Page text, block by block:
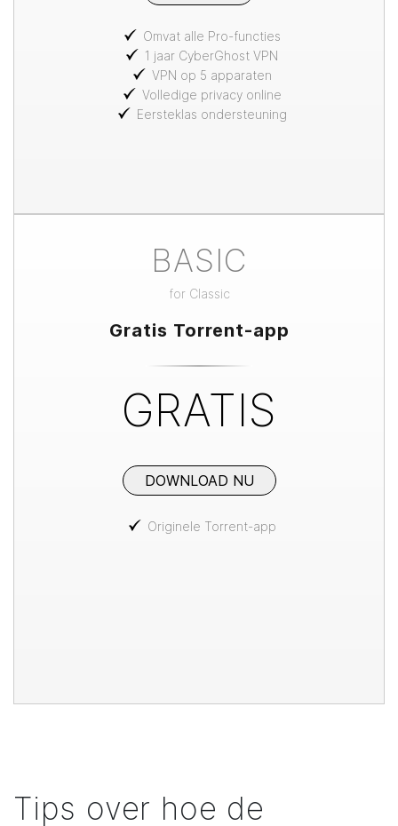
Omvat alle Pro-functies
1 jaar CyberGhost VPN
VPN op 5 apparaten
Volledige privacy online
Eersteklas ondersteuning
BASIC
for Classic
Gratis Torrent-app
GRATIS
DOWNLOAD NU
Originele Torrent-app
Tips over hoe de